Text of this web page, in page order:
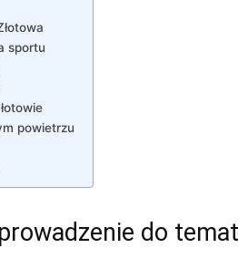
sportu
powietrzu
do